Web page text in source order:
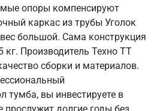
опоры компенсируют
каркас из трубы Уголок
большой. Сама конструкция
кг. Производитель Техно ТТ
сборки и материалов.
тумба, вы инвестируете в